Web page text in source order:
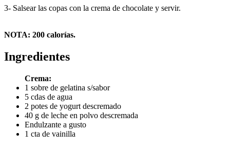
3- Salsear las copas con la crema de chocolate y servir.
NOTA: 200 calorías.
Ingredientes
Crema:
1 sobre de gelatina s/sabor
5 cdas de agua
2 potes de yogurt descremado
40 g de leche en polvo descremada
Endulzante a gusto
1 cta de vainilla